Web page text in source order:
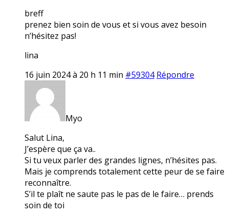
breff
prenez bien soin de vous et si vous avez besoin
n’hésitez pas!
lina
16 juin 2024 à 20 h 11 min #59304 Répondre
Myo
Salut Lina,
J’espère que ça va..
Si tu veux parler des grandes lignes, n’hésites pas.
Mais je comprends totalement cette peur de se faire
reconnaître.
S’il te plaît ne saute pas le pas de le faire… prends
soin de toi